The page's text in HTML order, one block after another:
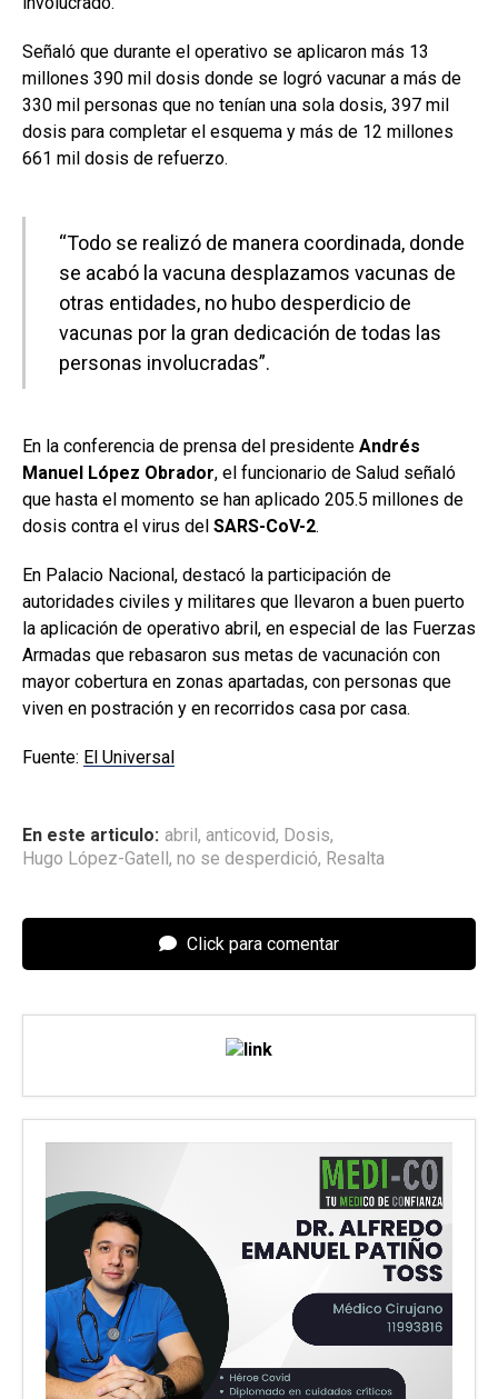
Señaló que durante el operativo se aplicaron más 13
millones 390 mil dosis donde se logró vacunar a más de
330 mil personas que no tenían una sola dosis, 397 mil
dosis para completar el esquema y más de 12 millones
661 mil dosis de refuerzo.
“Todo se realizó de manera coordinada, donde
se acabó la vacuna desplazamos vacunas de
otras entidades, no hubo desperdicio de
vacunas por la gran dedicación de todas las
personas involucradas”.
En la conferencia de prensa del presidente Andrés
Manuel López Obrador, el funcionario de Salud señaló
que hasta el momento se han aplicado 205.5 millones de
dosis contra el virus del SARS-CoV-2.
En Palacio Nacional, destacó la participación de
autoridades civiles y militares que llevaron a buen puerto
la aplicación de operativo abril, en especial de las Fuerzas
Armadas que rebasaron sus metas de vacunación con
mayor cobertura en zonas apartadas, con personas que
viven en postración y en recorridos casa por casa.
Fuente: El Universal
En este articulo: abril , anticovid, Dosis,
Hugo López-Gatell , no se desperdició, Resalta
Click para comentar